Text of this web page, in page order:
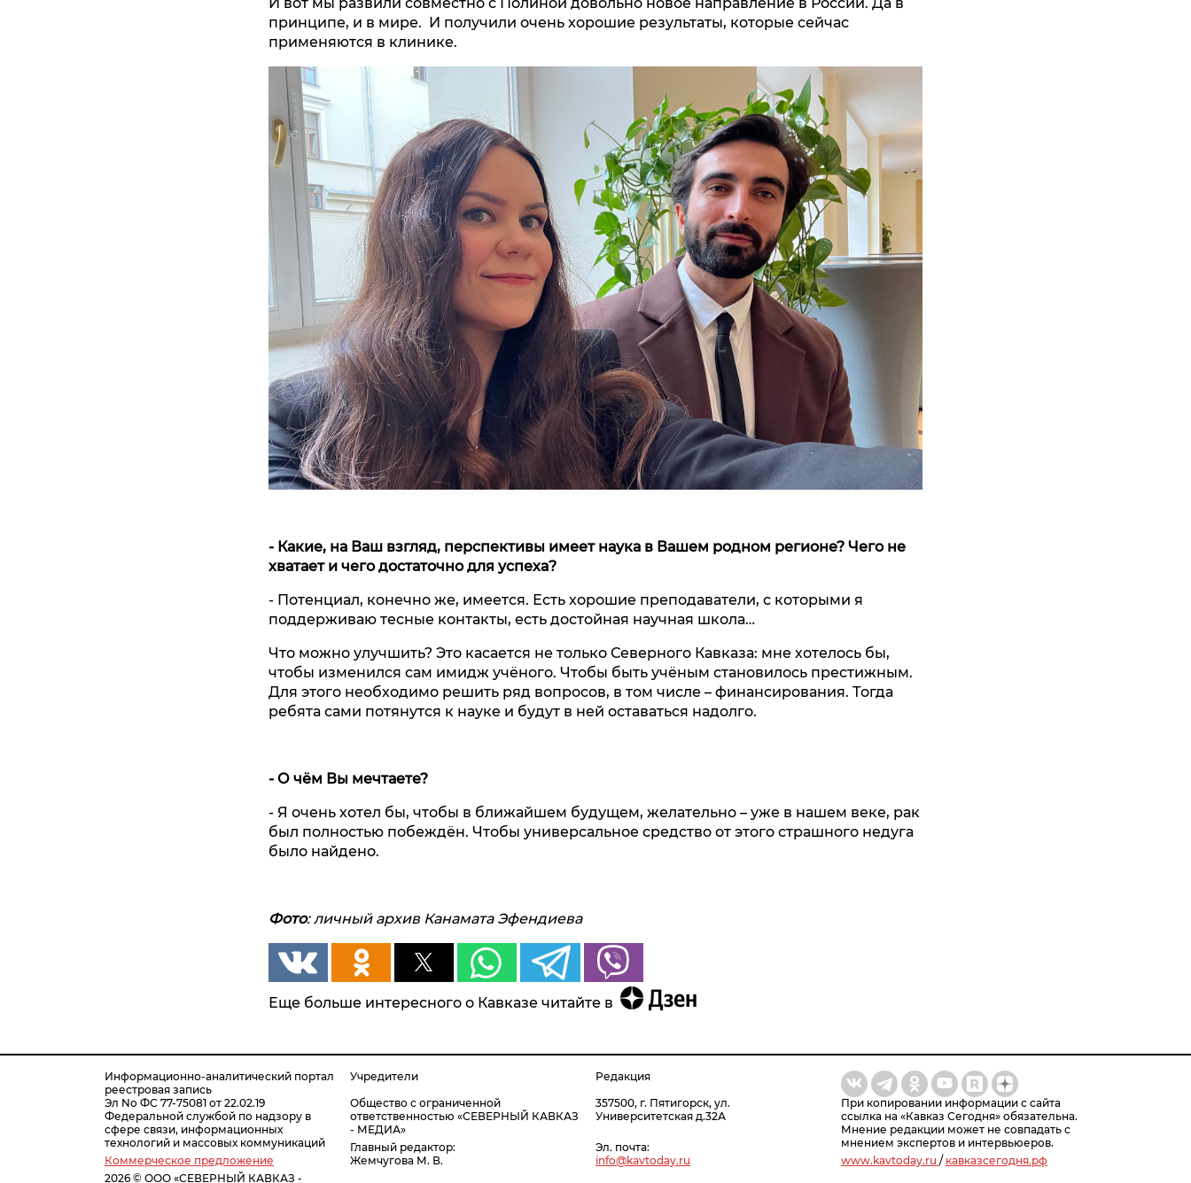
принципе, и в мире. И получили очень хорошие результаты, которые сейчас
применяются в клинике.
- Какие, на Ваш взгляд, перспективы имеет наука в Вашем родном регионе? Чего не
хватает и чего достаточно для успеха?
- Потенциал, конечно же, имеется. Есть хорошие преподаватели, с которыми я
поддерживаю тесные контакты, есть достойная научная школа…
Что можно улучшить? Это касается не только Северного Кавказа: мне хотелось бы,
чтобы изменился сам имидж учёного. Чтобы быть учёным становилось престижным.
Для этого необходимо решить ряд вопросов, в том числе – финансирования. Тогда
ребята сами потянутся к науке и будут в ней оставаться надолго.
- О чём Вы мечтаете?
- Я очень хотел бы, чтобы в ближайшем будущем, желательно – уже в нашем веке, рак
был полностью побеждён. Чтобы универсальное средство от этого страшного недуга
было найдено.
Фото: личный архив Канамата Эфендиева
Еще больше интересного о Кавказе читайте в
Информационно-аналитический портал
реестровая запись
Эл No ФС 77-75081 от 22.02.19
Федеральной службой по надзору в
сфере связи, информационных
технологий и массовых коммуникаций
Коммерческое предложение
2026 © ООО «СЕВЕРНЫЙ КАВКАЗ -
Учредители
Общество с ограниченной
ответственностью «СЕВЕРНЫЙ КАВКАЗ
- МЕДИА»
Главный редактор:
Жемчугова М. В.
Редакция
357500, г. Пятигорск, ул.
Университетская д.32А
Эл. почта:
info@kavtoday.ru
При копировании информации с сайта
ссылка на «Кавказ Сегодня» обязательна.
Мнение редакции может не совпадать с
мнением экспертов и интервьюеров.
www.kavtoday.ru / кавказсегодня.рф